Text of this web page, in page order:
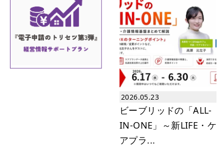
2026.04.111-46.【東京都の介護事業所向け】処
遇改善加算の申請は4月...
2026.03.28
1-45.【2026年最新】介護職員等処
遇改善加算の改定ポイ...
セミナーレポート｜口腔と認知症と
の関係～食べること、食べられ...
2-28.【介護事業所は必見】生産性向
上推進体制加算の実績報...
2026.05.23
ビーブリッドの「ALL-
IN-ONE」～新LIFE・ケ
アプラ...